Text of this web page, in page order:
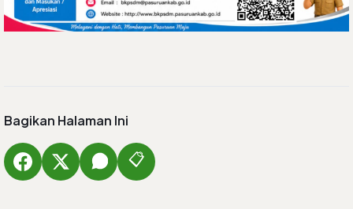
Bagikan Halaman Ini
📋